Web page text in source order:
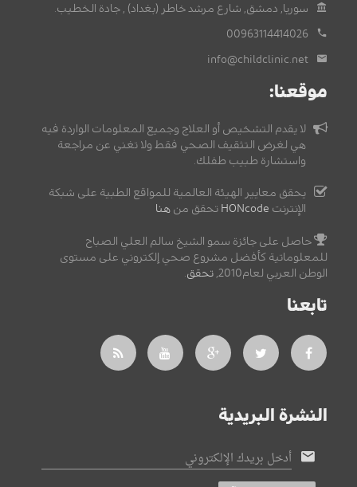
سوريا, دمشق, شارع مرشد خاطر (بغداد) , جادة الخطيب.
00963114414026
info@childclinic.net
موقعنا:
لا يقدم التشخيص أو العلاج وجميع المعلومات الواردة فيه
هي لغرض التثقيف الصحي فقط ولا تغني عن مراجعة
واستشارة طبيب طفلك.
يحقق معايير الهيئة العالمية للمواقع الطبية على شبكة
الإنترنت HONcode تحقق من هنا
حاصل على جائزة سمو الشيخ سالم العلي الصباح
للمعلوماتية كأفضل مشروع صحي إلكتروني على مستوى
الوطن العربي لعام2010,
تحقق.
تابعنا
النشرة البريدية
أدخل بريدك الإلكتروني